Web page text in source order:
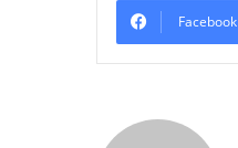
Facebook